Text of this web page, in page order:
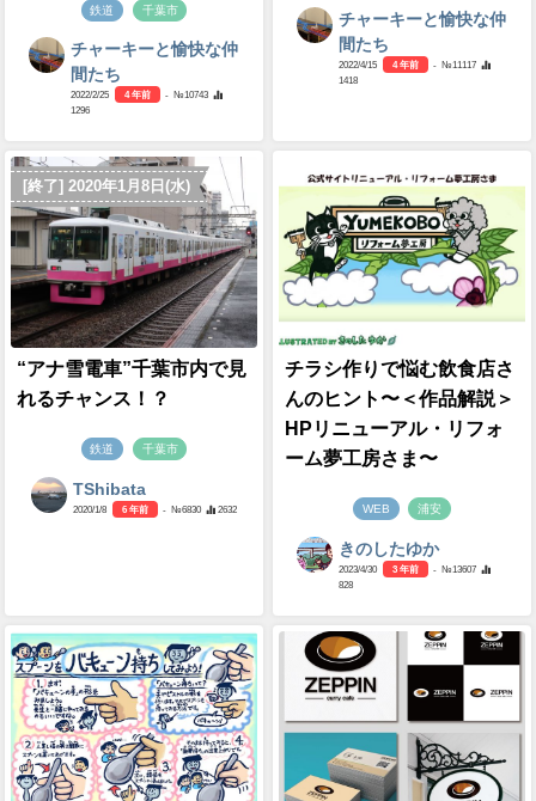
鉄道 千葉市
チャーキーと愉快な仲
間たち
2022/2/25 4 年前
- №10743
1296
チャーキーと愉快な仲
間たち
2022/4/15 4 年前
- №11117
1418
[終了] 2020年1月8日(水)
“アナ雪電車”千葉市内で見
れるチャンス！？
鉄道 千葉市
TShibata
2020/1/8 6 年前 - №6830 2632
チラシ作りで悩む飲食店さ
んのヒント〜＜作品解説＞
HPリニューアル・リフォ
ーム夢工房さま〜
WEB 浦安
きのしたゆか
2023/4/30 3 年前
- №13607
828